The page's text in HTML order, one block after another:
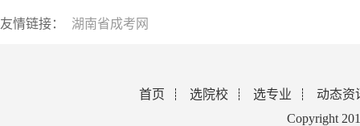
友情链接： 湖南省成考网
首页 选院校 选专业
动态资
Copyright